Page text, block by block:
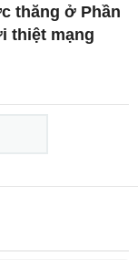
thăng ở Phần
thiệt mạng